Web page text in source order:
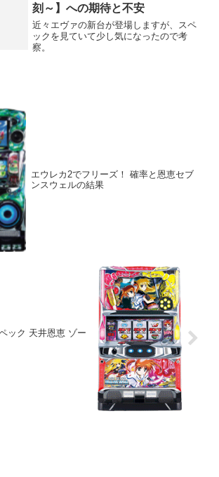
刻～】への期待と不安
近々エヴァの新台が登場しますが、スペ
ックを見ていて少し気になったので考
察。
エウレカ2でフリーズ！ 確率と恩恵セブ
ンスウェルの結果
ック 天井恩恵 ゾー